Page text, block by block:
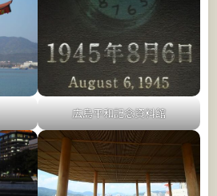
広島平和記念資料館